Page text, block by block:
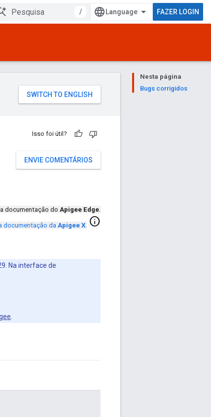
/ FAZER LOGIN
Nesta página
Bugs corrigidos
Isso foi útil?
ENVIE COMENTÁRIOS
documentação do Apigee Edge.
documentação daApigee X. info
Na interface de